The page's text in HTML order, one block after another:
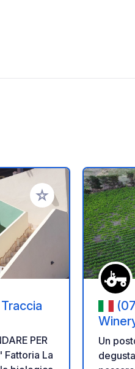
Aggiungi ai tuoi
PER
Un